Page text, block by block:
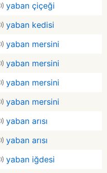
yaban çiçeği
yaban kedisi
yaban mersini
yaban mersini
yaban mersini
yaban mersini
yaban arısı
yaban arısı
yaban iğdesi